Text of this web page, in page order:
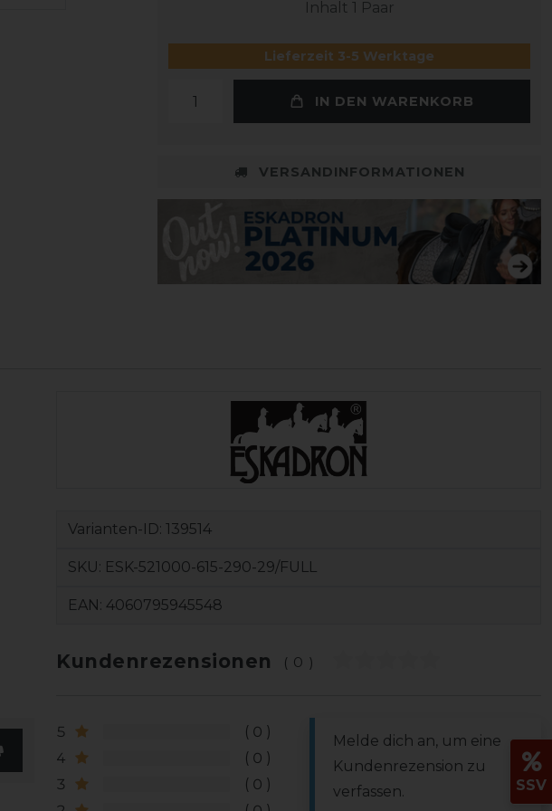
Inhalt 1 Paar
Lieferzeit 3-5 Werktage
IN DEN WARENKORB
VERSANDINFORMATIONEN
Varianten-ID: 139514
SKU: ESK-521000-615-290-29/FULL
EAN: 4060795945548
Kundenrezensionen (0)
5
0
4
0
3
0
Melde dich an, um eine
Kundenrezension zu
verfassen.
SSV